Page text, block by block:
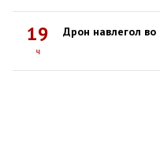
19
ч
Дрон навлегол во